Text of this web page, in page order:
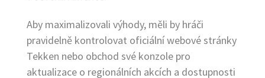
Aby maximalizovali výhody, měli by hráči
pravidelně kontrolovat oficiální webové stránky
Tekken nebo obchod své konzole pro
aktualizace o regionálních akcích a dostupnosti